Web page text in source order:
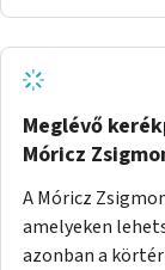
Meglévő
Móricz
A Móricz
amelyeken
azonban a